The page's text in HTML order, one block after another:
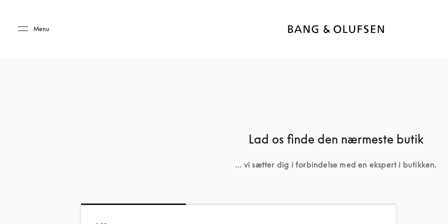
Menu
Lad os finde den nærmeste butik
… vi sætter dig i forbindelse med en ekspert i butikken.